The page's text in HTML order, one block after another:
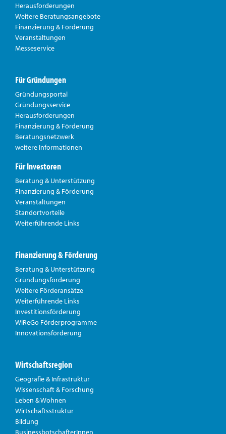
Herausforderungen
Weitere Beratungsangebote
Finanzierung & Förderung
Veranstaltungen
Messeservice
Für Gründungen
Gründungsportal
Gründungsservice
Herausforderungen
Finanzierung & Förderung
Beratungsnetzwerk
weitere Informationen
Für Investoren
Beratung & Unterstützung
Finanzierung & Förderung
Veranstaltungen
Standortvorteile
Weiterführende Links
Finanzierung & Förderung
Beratung & Unterstützung
Gründungsförderung
Weitere Förderansätze
Weiterführende Links
Investitionsförderung
WiReGo Förderprogramme
Innovationsförderung
Wirtschaftsregion
Geografie & Infrastruktur
Wissenschaft & Forschung
Leben & Wohnen
Wirtschaftsstruktur
Bildung
BusinessbotschafterInnen